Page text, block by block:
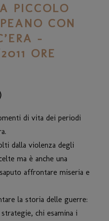
PICCOLO
CON
–
ORE
di vita dei periodi
dalla violenza degli
ma è anche una
affrontare miseria e
la storia delle guerre:
strategie, chi esamina i